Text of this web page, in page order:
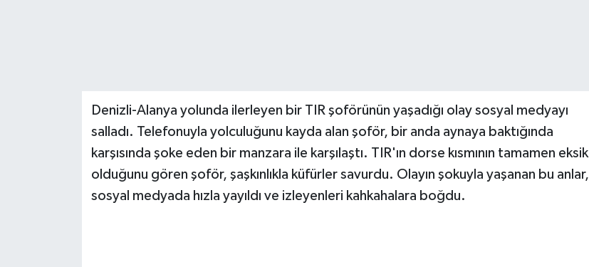
Denizli-Alanya yolunda ilerleyen bir TIR şoförünün yaşadığı olay sosyal medyayı
salladı. Telefonuyla yolculuğunu kayda alan şoför, bir anda aynaya baktığında
karşısında şoke eden bir manzara ile karşılaştı. TIR'ın dorse kısmının tamamen eksik
olduğunu gören şoför, şaşkınlıkla küfürler savurdu. Olayın şokuyla yaşanan bu anlar,
sosyal medyada hızla yayıldı ve izleyenleri kahkahalara boğdu.